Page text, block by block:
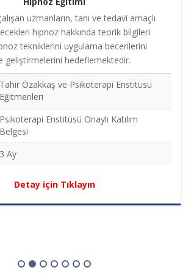
uzmanların, tanı ve tedavi amaçlı
hipnoz hakkında teorik bilgileri
tekniklerini uygulama becerilerini
geliştirmelerini hedeflemektedir.
Tahir Özakkaş ve Psikoterapi Enstitüsü
Eğitmenleri
Psikoterapi Enstitüsü Onaylı Katılım
Belgesi
3 Ay
Detay için Tıklayın